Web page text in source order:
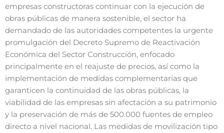
empresas constructoras continuar con la ejecución de
obras públicas de manera sostenible, el sector ha
demandado de las autoridades competentes la urgente
promulgación del Decreto Supremo de Reactivación
Económica del Sector Construcción, enfocado
principalmente en el reajuste de precios, así como la
implementación de medidas complementarias que
garanticen la continuidad de las obras públicas, la
viabilidad de las empresas sin afectación a su patrimonio
y la preservación de más de 500.000 fuentes de empleo
directo a nivel nacional. Las medidas de movilización tipo